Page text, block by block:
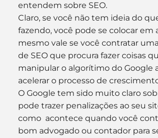
entendem sobre SEO.
Claro, se você não tem ideia do
fazendo, você pode se colocar em
mesmo vale se você contratar
de SEO que procura fazer coisas
manipular o algorítimo do Google
acelerar o processo de
O Google tem sido muito claro
pode trazer penalizações ao seu
como  acontece quando você
bom advogado ou contador para